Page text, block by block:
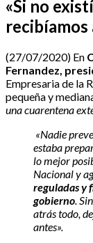
«Si no
recibíamos
(27/07/2020) En
Fernandez,
Empresaria de la
pequeña y
una cuarentena
«Nadie
estaba
lo mejor
Nacional y
reguladas y
gobierno .
atrás todo,
antes».